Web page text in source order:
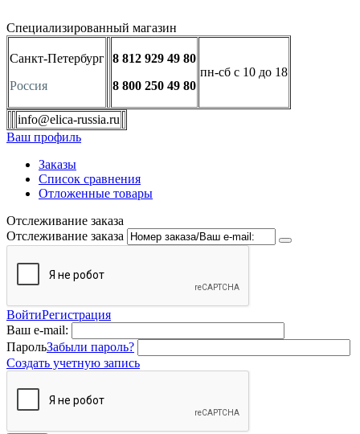
Специализированный магазин
Санкт-Петербург
Россия
8 812 929 49 80
8 800 250 49 80
пн-сб с 10 до 18
info@elica-russia.ru
Ваш профиль
Заказы
Список сравнения
Отложенные товары
Отслеживание заказа
Отслеживание заказа
ВойтиРегистрация
Ваш e-mail:
ПарольЗабыли пароль?
Создать учетную запись